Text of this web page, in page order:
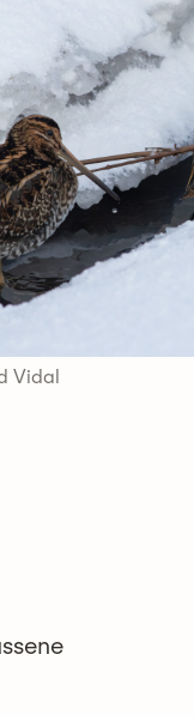
Vidal